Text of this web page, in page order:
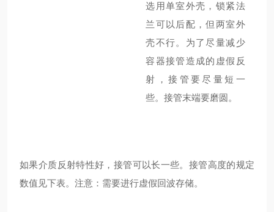
选用单室外壳，锁紧法
兰可以后配，但两室外
壳不行。为了尽量减少
容器接管造成的虚假反
射，接管要尽量短一
些。接管末端要磨圆。
如果介质反射特性好，接管可以长一些。接管高度的规定
数值见下表。注意：需要进行虚假回波存储。